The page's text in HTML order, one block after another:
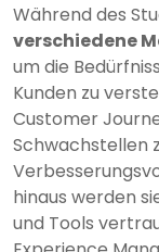
Während des
verschiedene
um die
Kunden zu
Customer
Schwachstellen
hinaus werden
und Tools